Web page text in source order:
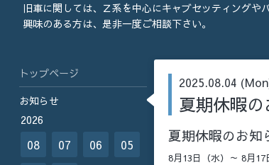
旧車に関しては、Ｚ系を中心にキャブセッティングや
興味のある方は、是非一度ご相談下さい。
2025.08.04
夏期休暇
夏期休暇のお知
8月13日（水）～ 8月17
トップページ
お知らせ
2026
08 07 06
05